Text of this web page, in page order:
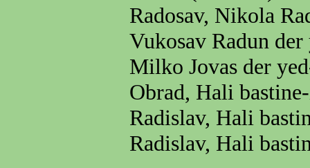
Radosav, Nikola
Vukosav Radun
Milko Jovas der
Obrad, Hali
Radislav, Hali
Radislav, Hali